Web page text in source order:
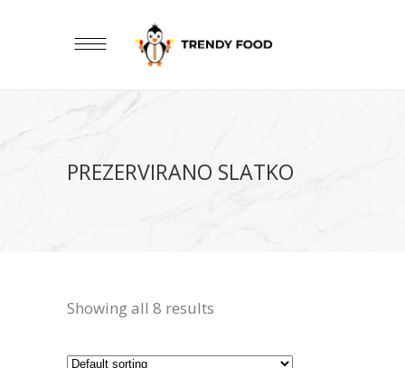
PREZERVIRANO SLATKO
Showing all 8 results